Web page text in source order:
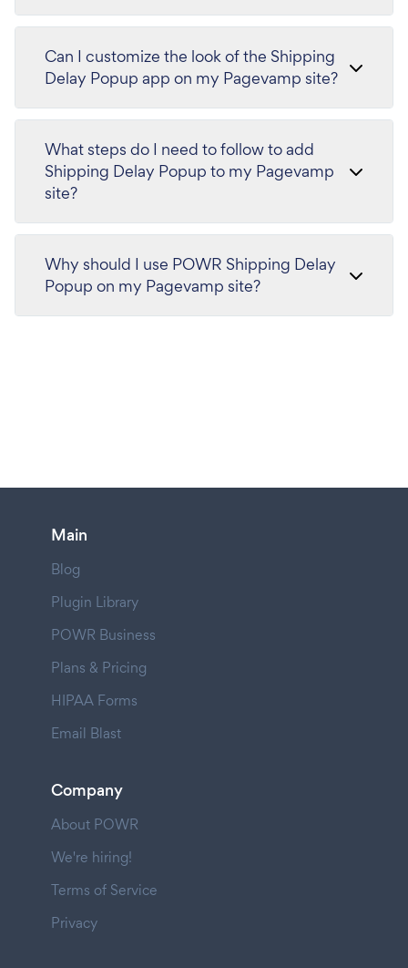
Can I customize the look of the Shipping
Delay Popup app on my Pagevamp site?
What steps do I need to follow to add
Shipping Delay Popup to my Pagevamp
site?
Why should I use POWR Shipping Delay
Popup on my Pagevamp site?
Main
Blog
Plugin Library
POWR Business
Plans & Pricing
HIPAA Forms
Email Blast
Company
About POWR
We're hiring!
Terms of Service
Privacy